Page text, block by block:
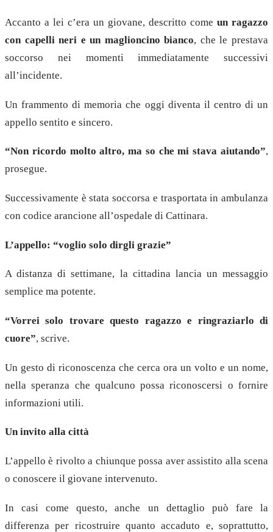
Accanto a lei c’era un giovane, descritto come un ragazzo
con capelli neri e un maglioncino bianco, che le prestava
soccorso nei momenti immediatamente successivi
all’incidente.
Un frammento di memoria che oggi diventa il centro di un
appello sentito e sincero.
“Non ricordo molto altro, ma so che mi stava aiutando”,
prosegue.
Successivamente è stata soccorsa e trasportata in ambulanza
con codice arancione all’ospedale di Cattinara.
L’appello: “voglio solo dirgli grazie”
A distanza di settimane, la cittadina lancia un messaggio
semplice ma potente.
“Vorrei solo trovare questo ragazzo e ringraziarlo di
cuore”, scrive.
Un gesto di riconoscenza che cerca ora un volto e un nome,
nella speranza che qualcuno possa riconoscersi o fornire
informazioni utili.
Un invito alla città
L’appello è rivolto a chiunque possa aver assistito alla scena
o conoscere il giovane intervenuto.
In casi come questo, anche un dettaglio può fare la
differenza per ricostruire quanto accaduto e, soprattutto,